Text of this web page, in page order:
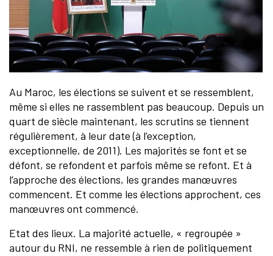
Au Maroc, les élections se suivent et se ressemblent,
même si elles ne rassemblent pas beaucoup. Depuis un
quart de siècle maintenant, les scrutins se tiennent
régulièrement, à leur date (à l’exception,
exceptionnelle, de 2011). Les majorités se font et se
défont, se refondent et parfois même se refont. Et à
l’approche des élections, les grandes manœuvres
commencent. Et comme les élections approchent, ces
manœuvres ont commencé.
Etat des lieux. La majorité actuelle, « regroupée »
autour du RNI, ne ressemble à rien de politiquement